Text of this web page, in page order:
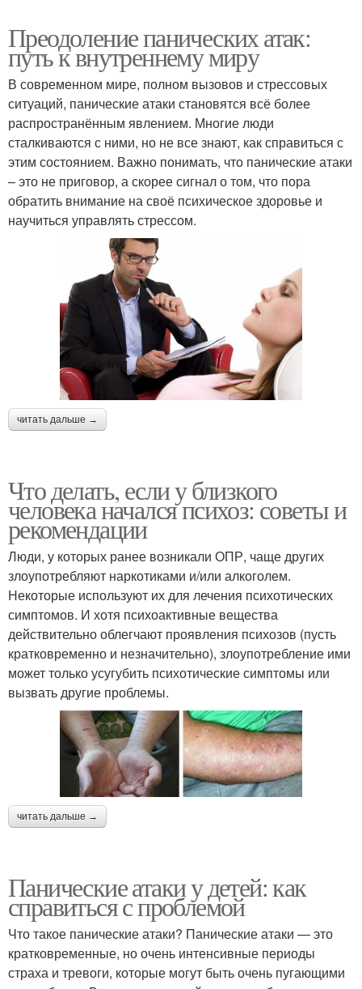
Преодоление панических атак:
путь к внутреннему миру
В современном мире, полном вызовов и стрессовых
ситуаций, панические атаки становятся всё более
распространённым явлением. Многие люди
сталкиваются с ними, но не все знают, как справиться с
этим состоянием. Важно понимать, что панические атаки
– это не приговор, а скорее сигнал о том, что пора
обратить внимание на своё психическое здоровье и
научиться управлять стрессом.
читать дальше →
Что делать, если у близкого
человека начался психоз: советы и
рекомендации
Люди, у которых ранее возникали ОПР, чаще других
злоупотребляют наркотиками и/или алкоголем.
Некоторые используют их для лечения психотических
симптомов. И хотя психоактивные вещества
действительно облегчают проявления психозов (пусть
кратковременно и незначительно), злоупотребление ими
может только усугубить психотические симптомы или
вызвать другие проблемы.
читать дальше →
Панические атаки у детей: как
справиться с проблемой
Что такое панические атаки? Панические атаки — это
кратковременные, но очень интенсивные периоды
страха и тревоги, которые могут быть очень пугающими